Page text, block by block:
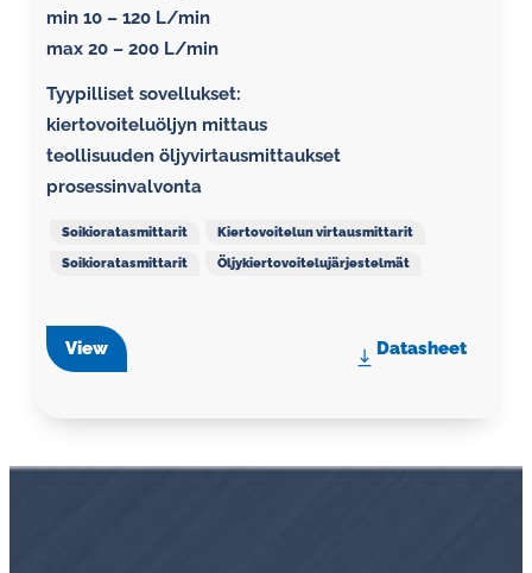
min 10 – 120 L/min
max 20 – 200 L/min
Tyypilliset sovellukset:
kiertovoiteluöljyn mittaus
teollisuuden öljyvirtausmittaukset
prosessinvalvonta
Soikioratasmittarit
Kiertovoitelun virtausmittarit
Soikioratasmittarit
Öljykiertovoitelujärjestelmät
View Datasheet